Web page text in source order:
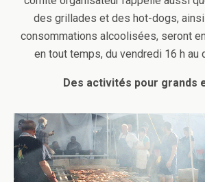
des grillades et des hot-dogs, ainsi
consommations alcoolisées, seront
en tout temps, du vendredi 16 h au
Des activités pour grands